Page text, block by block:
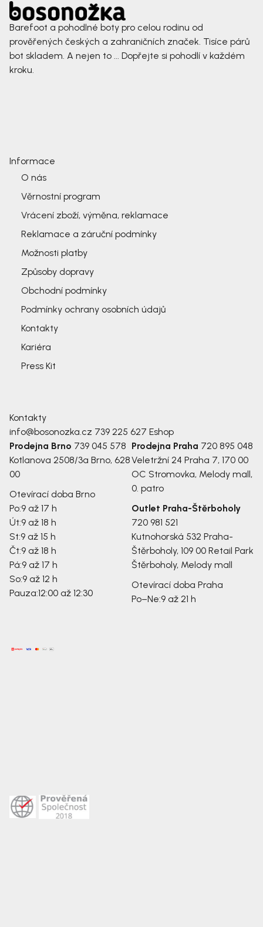
Barefoot a pohodlné boty pro celou rodinu od
prověřených českých a zahraničních značek. Tisíce párů
bot skladem. A nejen to ... Dopřejte si pohodlí v každém
kroku.
Informace
O nás
Věrnostní program
Vrácení zboží, výměna, reklamace
Reklamace a záruční podmínky
Možnosti platby
Způsoby dopravy
Obchodní podmínky
Podmínky ochrany osobních údajů
Kontakty
Kariéra
Press Kit
Kontakty
info@bosonozka.cz 739 225 627 Eshop
Prodejna Brno 739 045 578
Kotlanova 2508/3a Brno, 628
00
Otevírací doba Brno
Po:9 až 17 h
Út:9 až 18 h
St:9 až 15 h
Čt:9 až 18 h
Pá:9 až 17 h
So:9 až 12 h
Pauza:12:00 až 12:30
Prodejna Praha 720 895 048
Veletržní 24 Praha 7, 170 00
OC Stromovka, Melody mall,
0. patro
Outlet Praha-Štěrboholy
720 981 521
Kutnohorská 532 Praha-
Štěrboholy, 109 00 Retail Park
Štěrboholy, Melody mall
Otevírací doba Praha
Po–Ne:9 až 21 h